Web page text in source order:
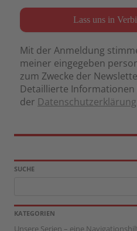
Mit der Anmeldung
meiner eingegeben
zum Zwecke der
Detaillierte Informationen
der
SUCHE
KATEGORIEN
Unsere Serien – eine